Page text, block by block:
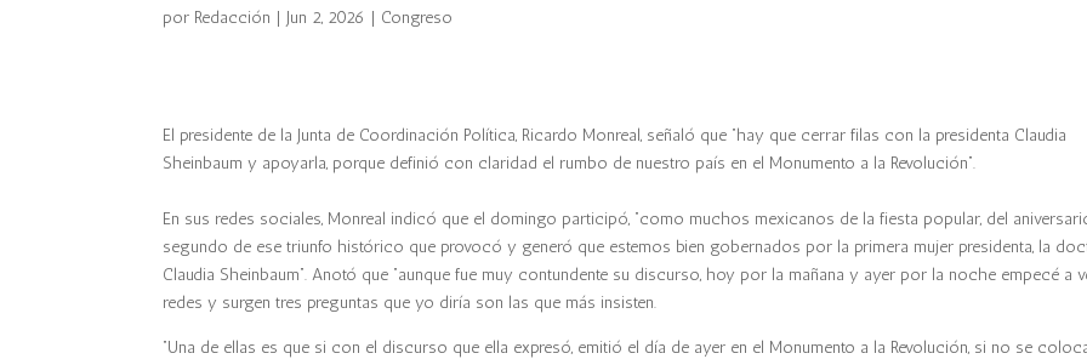
por Redacción | Jun 2, 2026 | Congreso
El presidente de la Junta de Coordinación Política, Ricardo Monreal, señaló que “hay que cerrar filas con la presidenta Claudia
Sheinbaum y apoyarla, porque definió con claridad el rumbo de nuestro país en el Monumento a la Revolución”.
En sus redes sociales, Monreal indicó que el domingo participó, “como muchos mexicanos de la fiesta popular, del
segundo de ese triunfo histórico que provocó y generó que estemos bien gobernados por la primera mujer presidenta, la
Claudia Sheinbaum”. Anotó que “aunque fue muy contundente su discurso, hoy por la mañana y ayer por la noche empecé a
redes y surgen tres preguntas que yo diría son las que más insisten.
“Una de ellas es que si con el discurso que ella expresó, emitió el día de ayer en el Monumento a la Revolución, si no se